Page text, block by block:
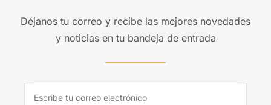
Déjanos tu correo y recibe las mejores novedades
y noticias en tu bandeja de entrada